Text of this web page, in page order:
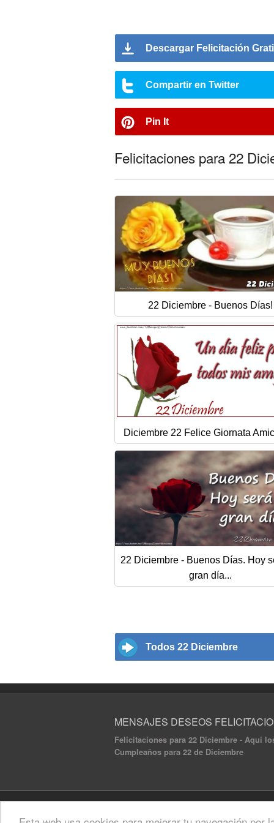
Descargar Felicitación
Compartir en Twitter
Pin It
Felicitaciones para 22
22 Diciembre - Buenos Días!
Diciembre 22 Felice Giornata
22 Diciembre - Buenos Días. Hoy
gran día...
Todos 22 Diciembre
MENSAJES DESEOS
Felicitaciones para 22 Diciembre - Aqui
Cumpleaños para 22 de Diciembre